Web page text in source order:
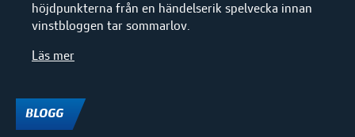
höjdpunkterna från en händelserik spelvecka innan
vinstbloggen tar sommarlov.
Läs mer
BLOGG